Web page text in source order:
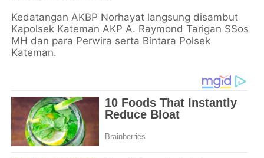
Kedatangan AKBP Norhayat langsung disambut
Kapolsek Kateman AKP A. Raymond Tarigan SSos
MH dan para Perwira serta Bintara Polsek
Kateman.